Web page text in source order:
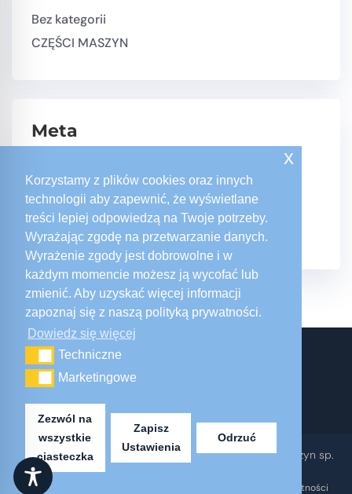
Korzystamy z plików cookies oraz innych
technologii aby zapewnić, że wyświetlane
treści lepiej odpowiedzą na Twoje potrzeby.
Wyrażając zgodę na przetwarzanie danych.
Wyrażenie zgody jest dobrowolne i w
każdym momencie możesz ją wycofać lub
zmienić. Aby uzyskać więcej informacji
zapoznaj się z naszą polityką prywatności.
Dowiedz się więcej
Techniczne
Techniczne
Marketingowe
Marketingowe
Zezwól na
wszystkie
ciasteczka
Zapisz
Ustawienia
Odrzuć
x
Bez kategorii
CZĘŚCI MASZYN
Meta
Kanał wpisów
Kanał komentarzy
WordPress.org
RealizacjaGM Design| © 2026 Polmech elementy maszyn sp.
z o.o.
Polityka prywatności